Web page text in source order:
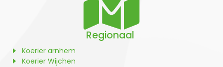
Regionaal
Koerier arnhem
Koerier Wijchen